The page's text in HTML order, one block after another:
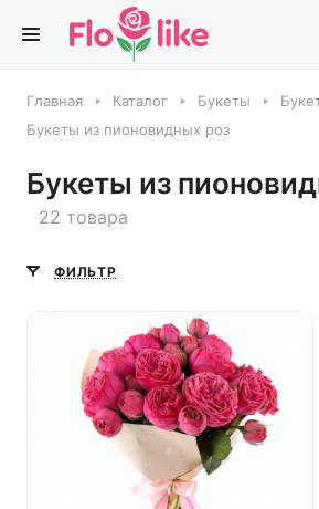
Главная Каталог Букеты
Букеты из пионовидных роз
Букеты из
22 товара
ФИЛЬТР